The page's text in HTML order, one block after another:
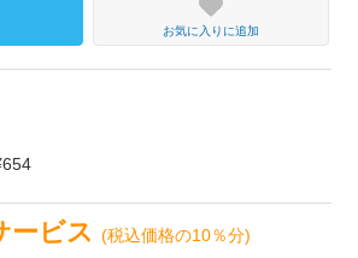
お気に入りに追加
ービス(税込価格の10％分)